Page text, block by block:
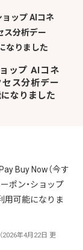
ップ AIコネ
セス分析デー
になりました
（2026年4月22日 更